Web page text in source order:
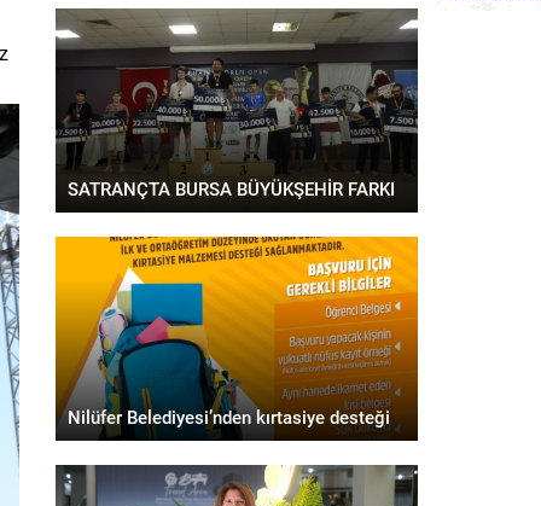
SATRANÇTA BURSA BÜYÜKŞEHİR FARKI
Nilüfer Belediyesi’nden kırtasiye desteği